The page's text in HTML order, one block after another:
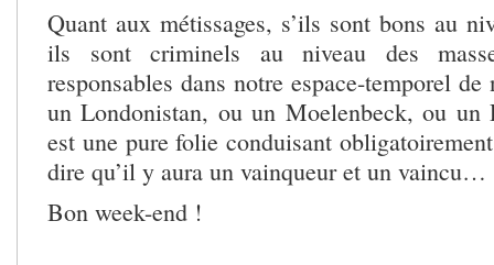
Quant aux métissages, s’ils sont bons au
ils sont criminels au niveau des
responsables dans notre espace-temporel
un Londonistan, ou un Moelenbeck, ou un
est une pure folie conduisant
dire qu’il y aura un vainqueur et un vaincu…
Bon week-end !